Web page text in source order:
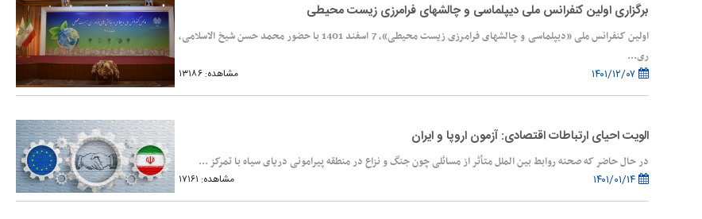
برگزاری اولین کنفرانس ملی دیپلماسی و چالشهای فرامرزی زیست محیطی
اولین کنفرانس ملی «دیپلماسی و چالشهای فرامرزی زیست محیطی»، 7 اسفند 1401 با حضور محمد حسن شیخ الاسلامی،
ری...
مشاهده: ۱۳۱۸۶
الویت احیای ارتباطات اقتصادی: آزمون اروپا و ایران
در حال حاضر که صحنه روابط بین الملل متأثر از مسائلی چون جنگ و نزاع در منطقه پیرامونی دریای سیاه با تمرکز ...
مشاهده: ۱۷۱۶۱